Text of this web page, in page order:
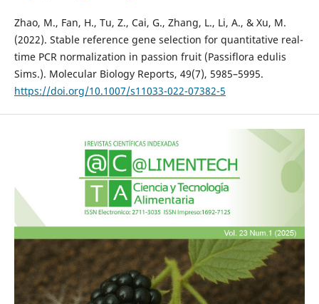
Zhao, M., Fan, H., Tu, Z., Cai, G., Zhang, L., Li, A., & Xu, M.
(2022). Stable reference gene selection for quantitative real-
time PCR normalization in passion fruit (Passiflora edulis
Sims.). Molecular Biology Reports, 49(7), 5985–5995.
https://doi.org/10.1007/s11033-022-07382-5